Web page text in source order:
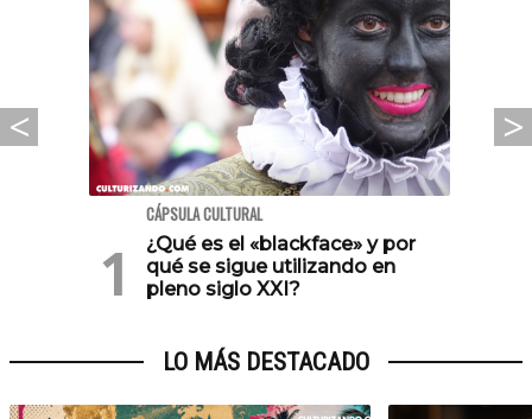
CÁPSULA CULTURAL
¿Qué es el «blackface» y por
qué se sigue utilizando en
pleno siglo XXI?
LO MÁS DESTACADO